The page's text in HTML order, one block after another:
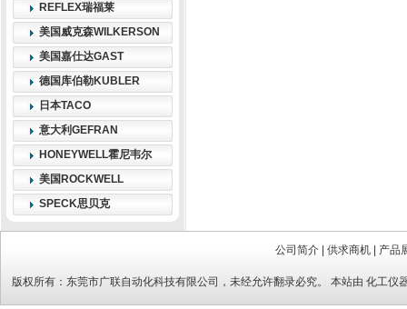
REFLEX瑞福莱
美国威克森WILKERSON
美国嘉仕达GAST
德国库伯勒KUBLER
日本TACO
意大利GEFRAN
HONEYWELL霍尼韦尔
美国ROCKWELL
SPECK思贝克
公司简介 供求商机 产品
版权所有： 东莞市广联自动化科技有限公司 ，未经允许翻录必究。 本站由化工仪